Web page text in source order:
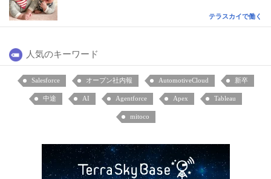
テラスカイで働く
人気のキーワード
Salesforce オープン社内報 AutomotiveCloud 新卒
中途 AI Agentforce Apex Tableau
mitoco